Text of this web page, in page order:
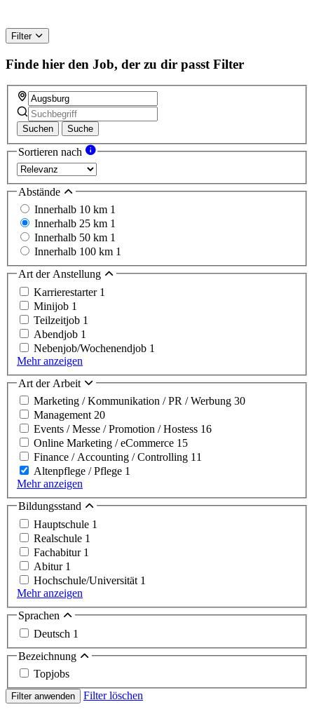
Filter
Finde hier den Job, der zu dir passt Filter
Suchen Suche
Sortieren nach
Abstände
Innerhalb 10 km 1
Innerhalb 25 km 1
Innerhalb 50 km 1
Innerhalb 100 km 1
Art der Anstellung
Karrierestarter 1
Minijob 1
Teilzeitjob 1
Abendjob 1
Nebenjob/Wochenendjob 1
Mehr anzeigen
Art der Arbeit
Marketing / Kommunikation / PR / Werbung 30
Management20
Events / Messe / Promotion / Hostess 16
Online Marketing / eCommerce 15
Finance / Accounting / Controlling 11
Altenpflege / Pflege 1
Mehr anzeigen
Bildungsstand
Hauptschule 1
Realschule 1
Fachabitur 1
Abitur 1
Hochschule/Universität 1
Mehr anzeigen
Sprachen
Deutsch 1
Bezeichnung
Topjobs
Filter anwenden Filter löschen